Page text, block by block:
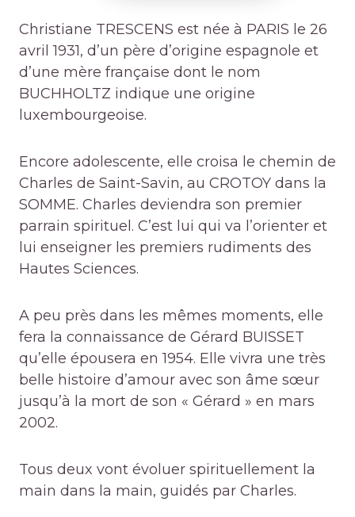
Christiane TRESCENS est née à PARIS le 26
avril 1931, d’un père d’origine espagnole et
d’une mère française dont le nom
BUCHHOLTZ indique une origine
luxembourgeoise.
Encore adolescente, elle croisa le chemin de
Charles de Saint-Savin, au CROTOY dans la
SOMME. Charles deviendra son premier
parrain spirituel. C’est lui qui va l’orienter et
lui enseigner les premiers rudiments des
Hautes Sciences.
A peu près dans les mêmes moments, elle
fera la connaissance de Gérard BUISSET
qu’elle épousera en 1954. Elle vivra une très
belle histoire d’amour avec son âme sœur
jusqu’à la mort de son « Gérard » en mars
2002.
Tous deux vont évoluer spirituellement la
main dans la main, guidés par Charles.